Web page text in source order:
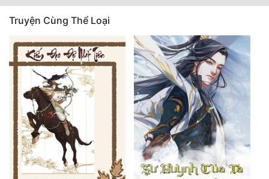
Truyện Cùng Thể Loại